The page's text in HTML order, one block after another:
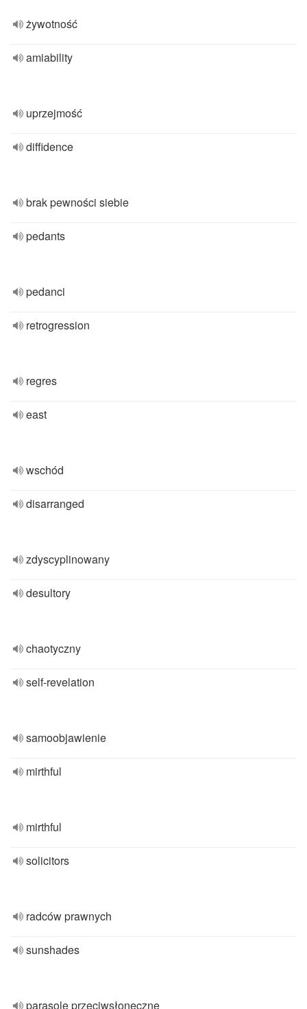
żywotność
amiability
uprzejmość
diffidence
brak pewności siebie
pedants
pedanci
retrogression
regres
east
wschód
disarranged
zdyscyplinowany
desultory
chaotyczny
self-revelation
samoobjawienie
mirthful
mirthful
solicitors
radców prawnych
sunshades
parasole przeciwsłoneczne